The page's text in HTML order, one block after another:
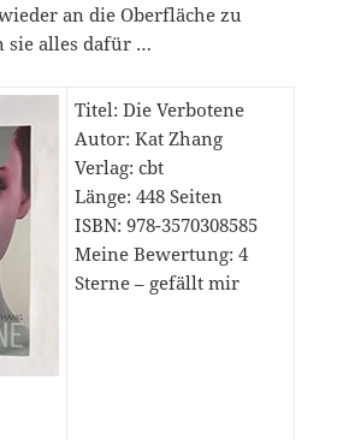
an die Oberfläche zu
sie alles dafür …
Titel: Die Verbotene
Autor: Kat Zhang
Verlag: cbt
Länge: 448 Seiten
ISBN: 978-3570308585
Meine Bewertung: 4
Sterne – gefällt mir